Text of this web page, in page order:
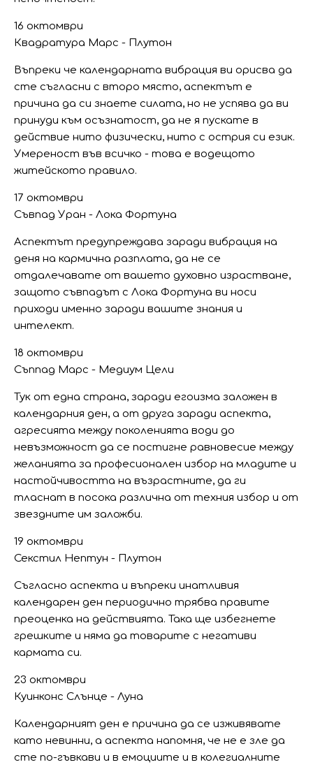
16 октомври
Квадратура Марс - Плутон
Въпреки че календарната вибрация ви орисва да
сте съгласни с второ място, аспектът е
причина да си знаете силата, но не успява да ви
принуди към осъзнатост, да не я пускате в
действие нито физически, нито с острия си език.
Умереност във всичко - това е водещото
житейското правило.
17 октомври
Съвпад Уран - Лока Фортуна
Аспектът предупреждава заради вибрация на
деня на кармична разплата, да не се
отдалечавате от вашето духовно израстване,
защото съвпадът с Лока Фортуна ви носи
приходи именно заради вашите знания и
интелект.
18 октомври
Съппад Марс - Медиум Цели
Тук от една страна, заради егоизма заложен в
календарния ден, а от друга заради аспекта,
агресията между поколенията води до
невъзможност да се постигне равновесие между
желанията за професионален избор на младите и
настойчивостта на възрастните, да ги
тласнат в посока различна от техния избор и от
звездните им заложби.
19 октомври
Секстил Нептун - Плутон
Съгласно аспекта и въпреки инатливия
календарен ден периодично трябва правите
преоценка на действията. Така ще избегнете
грешките и няма да товарите с негативи
кармата си.
23 октомври
Куинконс Слънце - Луна
Календарният ден е причина да се изживявате
като невинни, а аспекта напомня, че не е зле да
сте по-гъвкави и в емоциите и в колегиалните